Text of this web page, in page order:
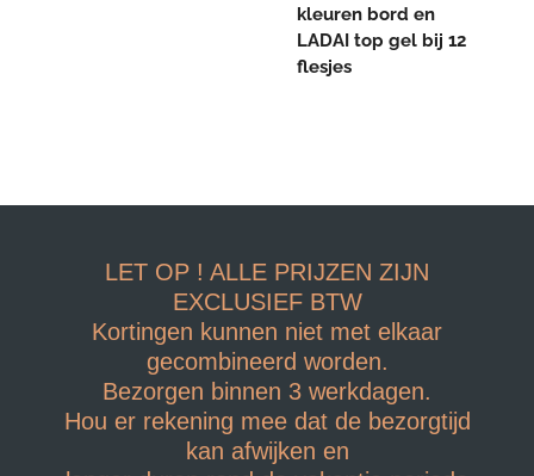
kleuren bord en
LADAI top gel bij 12
flesjes
LET OP ! ALLE PRIJZEN ZIJN
EXCLUSIEF BTW
Kortingen kunnen niet met elkaar
gecombineerd worden.
Bezorgen binnen 3 werkdagen.
Hou er rekening mee dat de bezorgtijd
kan afwijken en